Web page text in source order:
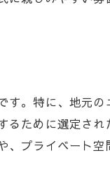
。特に、地元
ために選定さ
プライベート空